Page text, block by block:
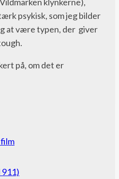
psykisk, som jeg bilder
at være typen, der giver
på, om det er
911)